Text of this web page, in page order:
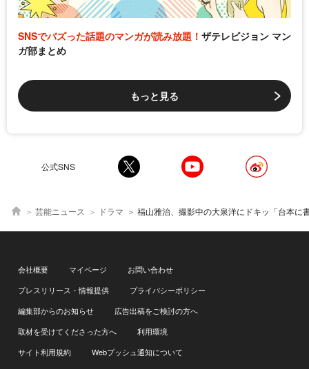
SNSでバズった話題のマンガが読み放題！ ザテレビジョン マン
ガ部まとめ
もっと見る
公式SNS
芸能ニュース ドラマ 福山雅治、撮影中の大泉洋にドキッ「台本に書いていないのに…」永瀬廉は大泉のイジりに赤面＜ラス
会社概要 マイページ
お問い合わせ
プレスリリース・情報提供
プライバシーポリシー
編集部からのお知らせ
広告出稿をご検討の方へ
取材を受けてくださった方へ
利用環境
サイト利用規約
Webプッシュ通知について